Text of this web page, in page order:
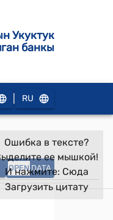
Укуктук
банкы
RU
OPEN DATA
Ошибка в тексте?
ее мышкой!
И нажмите: Сюда
Загрузить цитату